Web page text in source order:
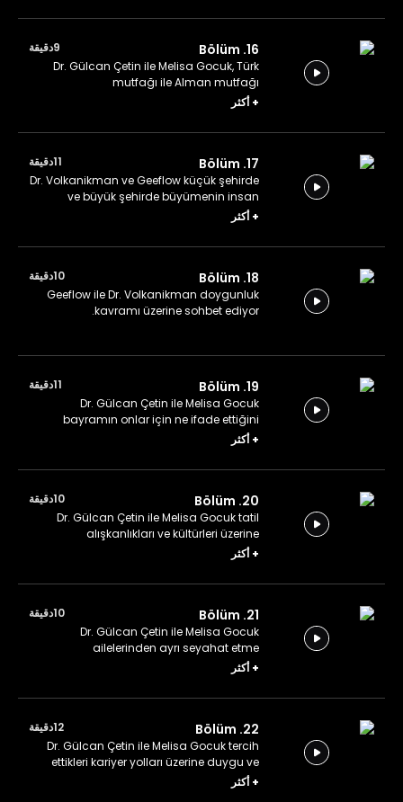
16. Bölüm
9دقيقة
Dr. Gülcan Çetin ile Melisa Gocuk, Türk
mutfağı ile Alman mutfağı
karşılaştırması yapıyor.
+أكثر
17. Bölüm
11دقيقة
Dr. Volkanikman ve Geeflow küçük şehirde
ve büyük şehirde büyümenin insan
üzerinde bıraktığı etkileri karşılaştırıyor.
+أكثر
18. Bölüm
10دقيقة
Geeflow ile Dr. Volkanikman doygunluk
kavramı üzerine sohbet ediyor.
19. Bölüm
11دقيقة
Dr. Gülcan Çetin ile Melisa Gocuk
bayramın onlar için ne ifade ettiğini
konuşuyor.
+أكثر
20. Bölüm
10دقيقة
Dr. Gülcan Çetin ile Melisa Gocuk tatil
alışkanlıkları ve kültürleri üzerine
konuşuyor.
+أكثر
21. Bölüm
10دقيقة
Dr. Gülcan Çetin ile Melisa Gocuk
ailelerinden ayrı seyahat etme
deneyimlerini aktarıyor.
+أكثر
22. Bölüm
12دقيقة
Dr. Gülcan Çetin ile Melisa Gocuk tercih
ettikleri kariyer yolları üzerine duygu ve
düşüncelerini paylaşıyor.
+أكثر